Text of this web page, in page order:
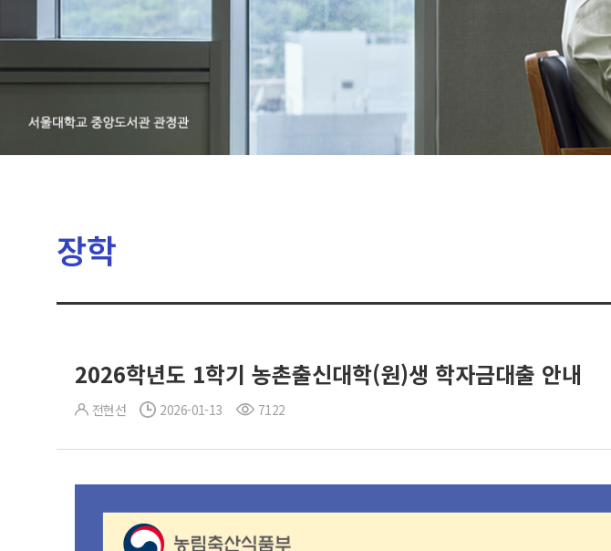
장학
2026학년도 1학기 농촌출신대학(원)생 학자금대출 안내
전현선 2026-01-13 7122